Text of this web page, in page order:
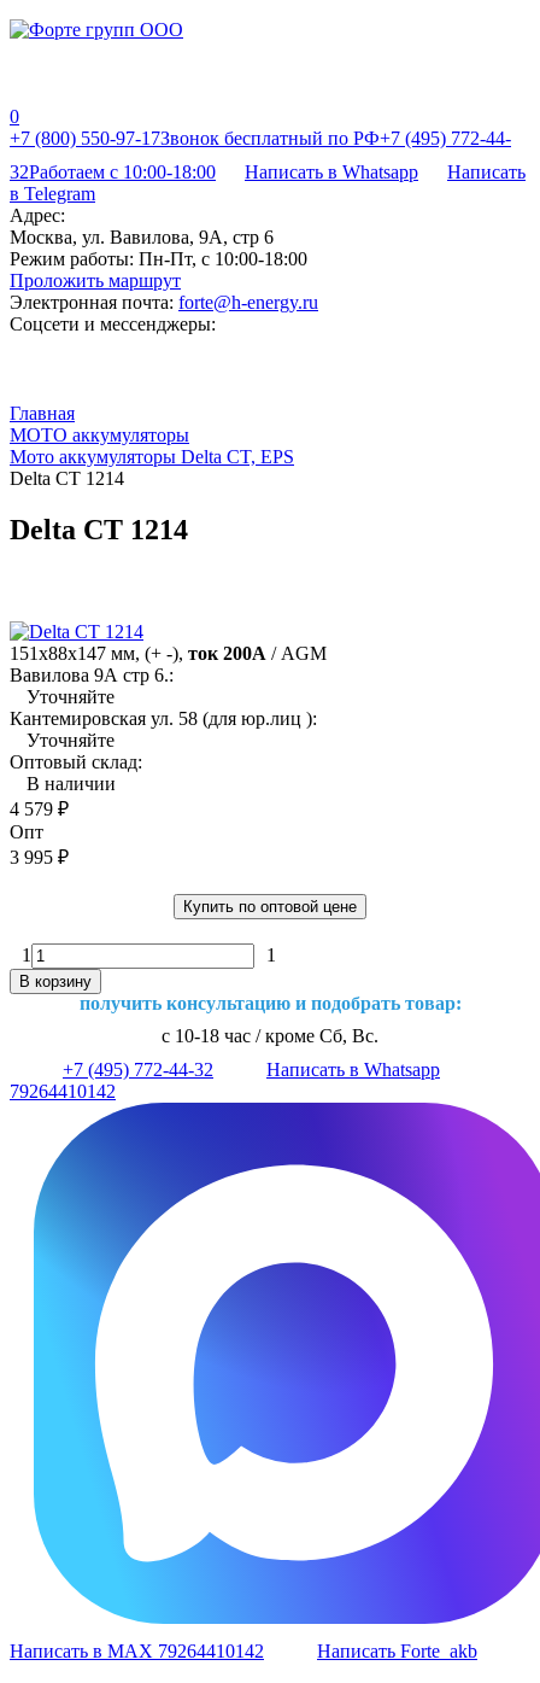
0
+7 (800) 550-97-17Звонок бесплатный по РФ+7 (495) 772-44-
32Работаем с 10:00-18:00 Написать в Whatsapp
Написать
в Telegram
Адрес:
Москва, ул. Вавилова, 9А, стр 6
Режим работы: Пн-Пт, с 10:00-18:00
Проложить маршрут
Электронная почта: forte@h-energy.ru
Соцсети и мессенджеры:
Главная
МОТО аккумуляторы
Мото аккумуляторы Delta CT, EPS
Delta CT 1214
Delta CT 1214
151х88х147 мм, (+ -), ток 200А / AGM
Вавилова 9А стр 6.:
Уточняйте
Кантемировская ул. 58 (для юр.лиц ):
Уточняйте
Оптовый склад:
В наличии
4 579 ₽
Опт
3 995 ₽
Купить по оптовой цене
1 1
В корзину
получить консультацию и подобрать товар:
с 10-18 час / кроме Сб, Вс.
+7 (495) 772-44-32
Написать в Whatsapp
79264410142
Написать в MAX 79264410142 Написать Forte_akb